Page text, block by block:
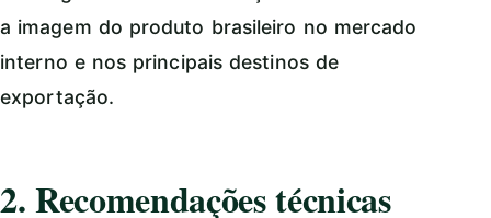
a imagem do produto brasileiro no mercado
interno e nos principais destinos de
exportação.
2. Recomendações técnicas